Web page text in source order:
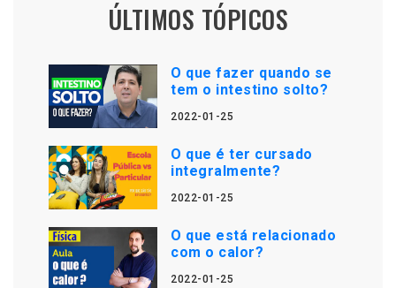
ÚLTIMOS TÓPICOS
O que fazer quando se
tem o intestino solto?
2022-01-25
O que é ter cursado
integralmente?
2022-01-25
O que está relacionado
com o calor?
2022-01-25